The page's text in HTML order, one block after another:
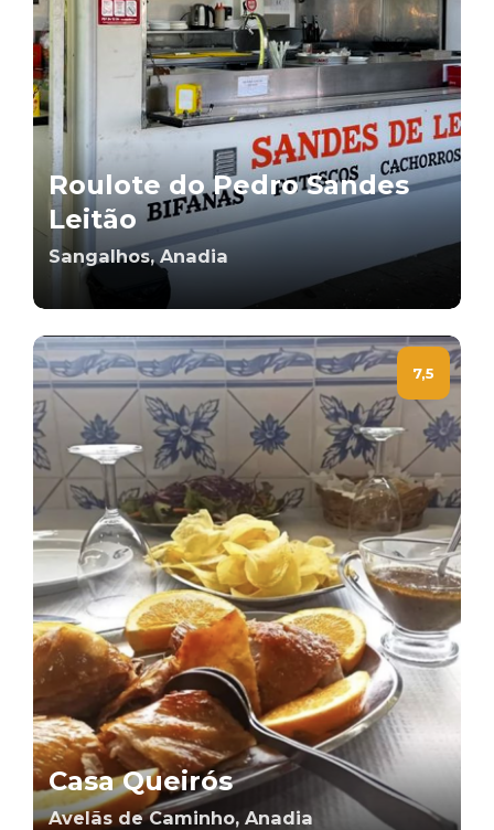
Roulote do Pedro Sandes
Leitão
Sangalhos, Anadia
7,5
Casa Queirós
Avelãs de Caminho, Anadia